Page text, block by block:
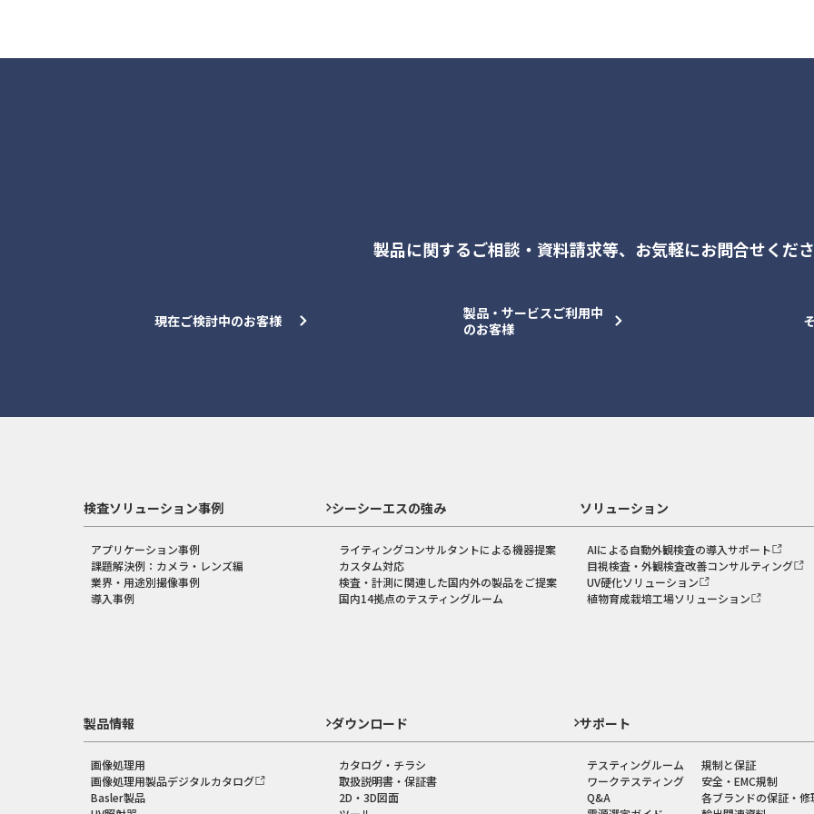
製品に関するご相談・資料請求等、 お気軽にお問合せくださ
現在ご検討中のお客様
製品・サービスご利用中
のお客様
検査ソリューション事例
アプリケーション事例
課題解決例：カメラ・レンズ編
業界・用途別撮像事例
導入事例
シーシーエスの強み
ライティングコンサルタントによる機器提案
カスタム対応
検査・計測に関連した国内外の製品をご提案
国内14拠点のテスティングルーム
ソリューション
AIによる自動外観検査の導入サポート
目視検査・外観検査改善コンサルティング
UV硬化ソリューション
植物育成栽培工場ソリューション
製品情報
画像処理用
画像処理用製品デジタルカタログ
Basler製品
ダウンロード
カタログ・チラシ
取扱説明書・保証書
2D・3D図面
サポート
テスティングルーム
ワークテスティング
Q&A
規制と保証
安全・EMC規制
各ブランドの保証・修